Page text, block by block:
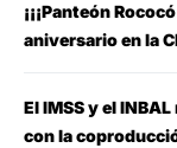
¡¡¡Panteón
aniversario en la
El IMSS y el
con la